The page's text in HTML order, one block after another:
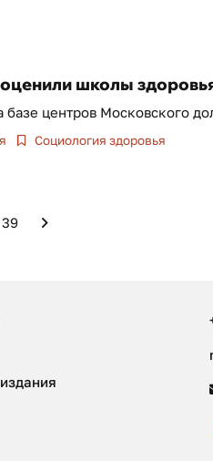
школы
базе центров Московского
Социология здоровья
39